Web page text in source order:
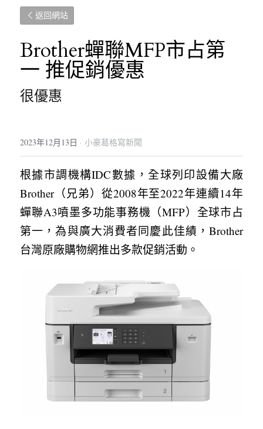
返回網站
Brother蟬聯MFP市占第
一 推促銷優惠
很優惠
2023年12月13日 · 小豪葛格寫新聞
根據市調機構IDC數據，全球列印設備大廠
Brother（兄弟）從2008年至2022年連續14年
蟬聯A3噴墨多功能事務機（MFP）全球市占
第一，為與廣大消費者同慶此佳績，Brother
台灣原廠購物網推出多款促銷活動。